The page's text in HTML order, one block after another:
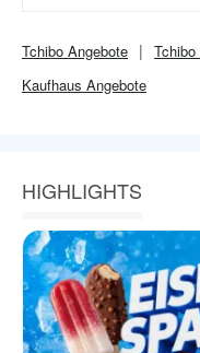
Tchibo Angebote Tchibo
Kaufhaus Angebote
HIGHLIGHTS